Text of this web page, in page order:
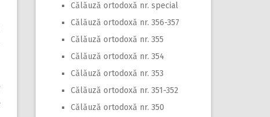
Călăuză ortodoxă nr. special
Călăuză ortodoxă nr. 356-357
Călăuză ortodoxă nr. 355
Călăuză ortodoxă nr. 354
Călăuză ortodoxă nr. 353
Călăuză ortodoxă nr. 351-352
Călăuză ortodoxă nr. 350